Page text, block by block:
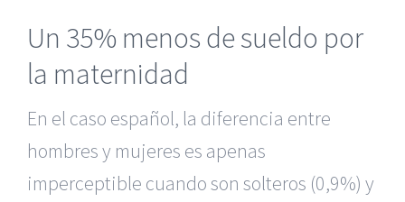
Un 35% menos de sueldo por
la maternidad
En el caso español, la diferencia entre
hombres y mujeres es apenas
imperceptible cuando son solteros (0,9%) y